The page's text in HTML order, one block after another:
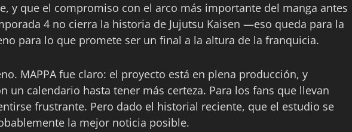
y que el compromiso con el arco más importante del manga antes
4 no cierra la historia de Jujutsu Kaisen —eso queda para la
para lo que promete ser un final a la altura de la franquicia.
MAPPA fue claro: el proyecto está en plena producción, y
un calendario hasta tener más certeza. Para los fans que llevan
frustrante. Pero dado el historial reciente, que el estudio se
la mejor noticia posible.